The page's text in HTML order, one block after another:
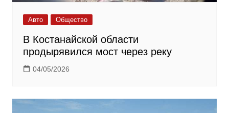
Авто Общество
В Костанайской области
продырявился мост через реку
04/05/2026